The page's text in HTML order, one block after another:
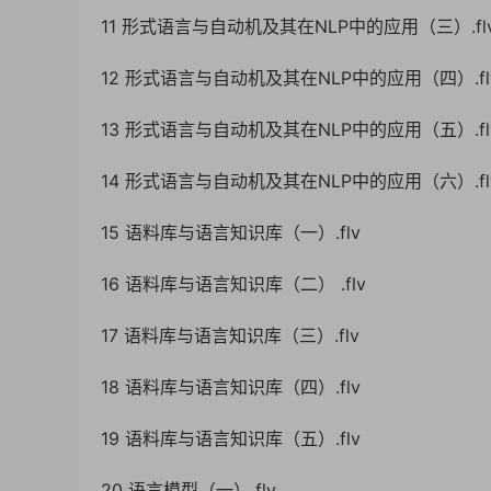
11 形式语言与自动机及其在NLP中的应用（三）
12 形式语言与自动机及其在NLP中的应用（四）
13 形式语言与自动机及其在NLP中的应用（五）
14 形式语言与自动机及其在NLP中的应用（六）
15 语料库与语言知识库（一）.flv
16 语料库与语言知识库（二） .flv
17 语料库与语言知识库（三）.flv
18 语料库与语言知识库（四）.flv
19 语料库与语言知识库（五）.flv